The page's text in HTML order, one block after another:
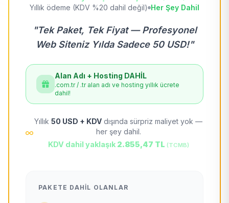
Yıllık ödeme (KDV %20 dahil değil) Her Şey Dahil
"Tek Paket, Tek Fiyat — Profesyonel
Web Siteniz Yılda Sadece 50 USD!"
Alan Adı + Hosting DAHİL
.com.tr / .tr alan adı ve hosting yıllık ücrete
dahil!
Yıllık 50 USD + KDV dışında sürpriz maliyet yok —
her şey dahil.
KDV dahil yaklaşık 2.855,47 TL (TCMB)
PAKETE DAHIL OLANLAR